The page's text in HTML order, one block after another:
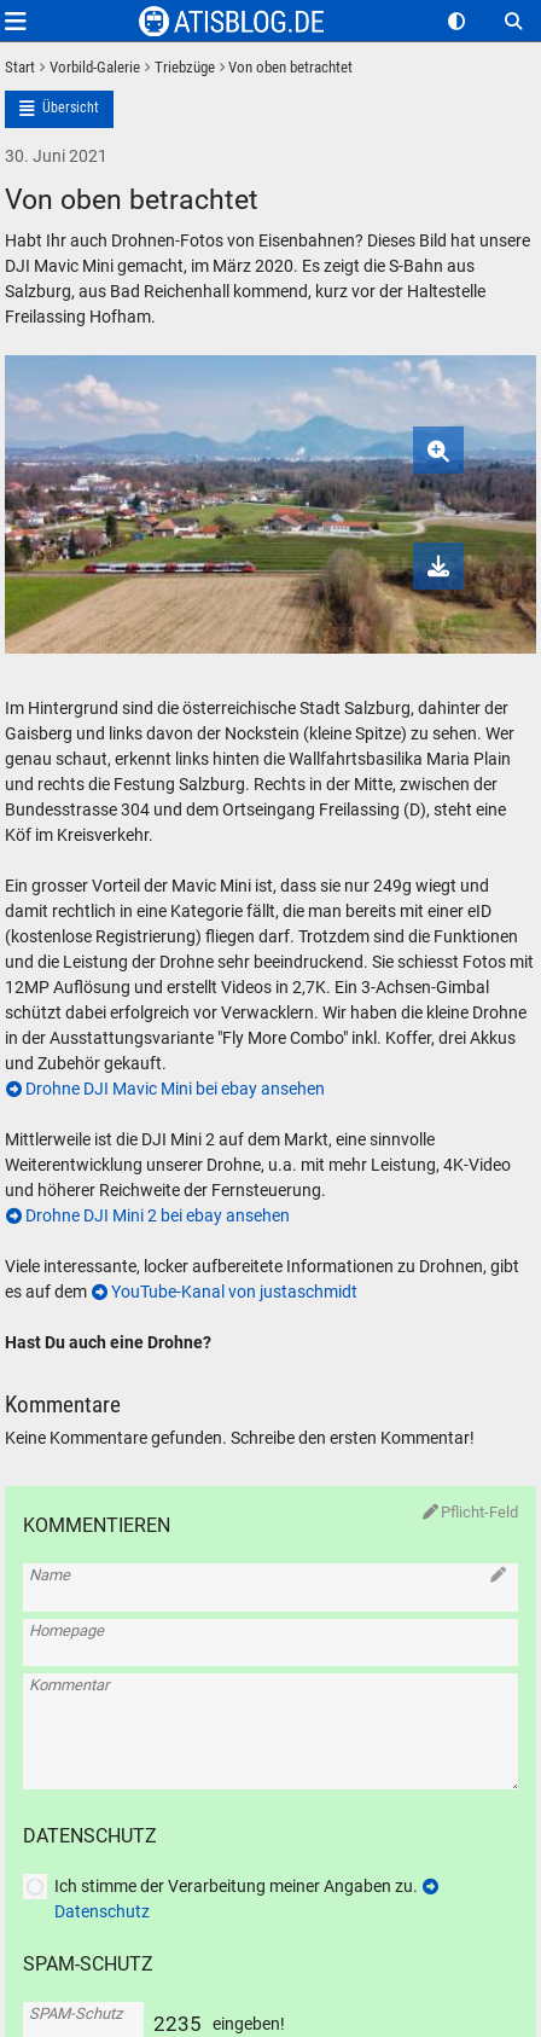
Start Vorbild-Galerie Triebzüge Von oben betrachtet
Übersicht
30. Juni 2021
Von oben betrachtet
Habt Ihr auch Drohnen-Fotos von Eisenbahnen? Dieses Bild hat unsere
DJI Mavic Mini gemacht, im März 2020. Es zeigt die S-Bahn aus
Salzburg, aus Bad Reichenhall kommend, kurz vor der Haltestelle
Freilassing Hofham.
Im Hintergrund sind die österreichische Stadt Salzburg, dahinter der
Gaisberg und links davon der Nockstein (kleine Spitze) zu sehen. Wer
genau schaut, erkennt links hinten die Wallfahrtsbasilika Maria Plain
und rechts die Festung Salzburg. Rechts in der Mitte, zwischen der
Bundesstrasse 304 und dem Ortseingang Freilassing (D), steht eine
Köf im Kreisverkehr.
Ein grosser Vorteil der Mavic Mini ist, dass sie nur 249g wiegt und
damit rechtlich in eine Kategorie fällt, die man bereits mit einer eID
(kostenlose Registrierung) fliegen darf. Trotzdem sind die Funktionen
und die Leistung der Drohne sehr beeindruckend. Sie schiesst Fotos mit
12MP Auflösung und erstellt Videos in 2,7K. Ein 3-Achsen-Gimbal
schützt dabei erfolgreich vor Verwacklern. Wir haben die kleine Drohne
in der Ausstattungsvariante "Fly More Combo" inkl. Koffer, drei Akkus
und Zubehör gekauft.
Drohne DJI Mavic Mini bei ebay ansehen
Mittlerweile ist die DJI Mini 2 auf dem Markt, eine sinnvolle
Weiterentwicklung unserer Drohne, u.a. mit mehr Leistung, 4K-Video
und höherer Reichweite der Fernsteuerung.
Drohne DJI Mini 2 bei ebay ansehen
Viele interessante, locker aufbereitete Informationen zu Drohnen, gibt
es auf dem
YouTube-Kanal von justaschmidt
Hast Du auch eine Drohne?
Kommentare
Keine Kommentare gefunden. Schreibe den ersten Kommentar!
Pflicht-Feld
KOMMENTIEREN
Name
Homepage
Kommentar
DATENSCHUTZ
Ich stimme der Verarbeitung meiner Angaben zu.
Datenschutz
SPAM-SCHUTZ
SPAM-Schutz 2235 eingeben!